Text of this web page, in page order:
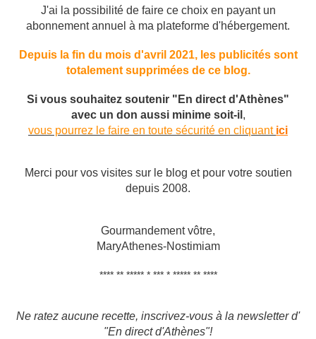
J'ai la possibilité de faire ce choix en payant un
abonnement annuel à ma plateforme d'hébergement.
Depuis la fin du mois d'avril 2021, les publicités sont
totalement supprimées de ce blog.
Si vous souhaitez soutenir "En direct d'Athènes"
avec un don aussi minime soit-il ,
vous pourrez le faire en toute sécurité en cliquant ici
Merci pour vos visites sur le blog et pour votre soutien
depuis 2008.
Gourmandement vôtre,
MaryAthenes-Nostimiam
**** ** ***** * *** * ***** ** ****
Ne ratez aucune recette, inscrivez-vous à la newsletter d'
"En direct d'Athènes"!